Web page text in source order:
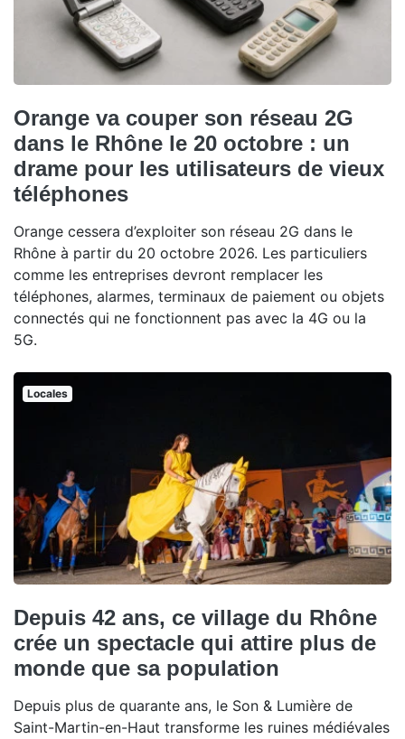
Orange va couper son réseau 2G
dans le Rhône le 20 octobre : un
drame pour les utilisateurs de vieux
téléphones
Orange cessera d’exploiter son réseau 2G dans le
Rhône à partir du 20 octobre 2026. Les particuliers
comme les entreprises devront remplacer les
téléphones, alarmes, terminaux de paiement ou objets
connectés qui ne fonctionnent pas avec la 4G ou la
5G.
Locales
Depuis 42 ans, ce village du Rhône
crée un spectacle qui attire plus de
monde que sa population
Depuis plus de quarante ans, le Son & Lumière de
Saint-Martin-en-Haut transforme les ruines médiévales